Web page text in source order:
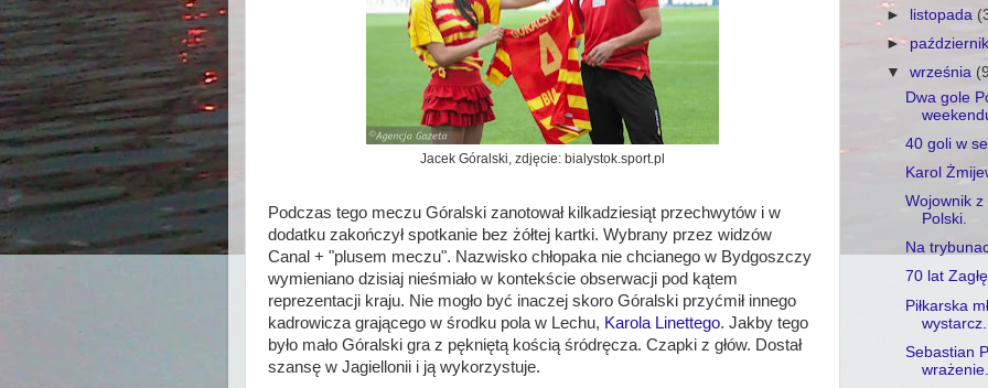
Jacek Góralski, zdjęcie: bialystok.sport.pl
Podczas tego meczu Góralski zanotował kilkadziesiąt przechwytów i w
dodatku zakończył spotkanie bez żółtej kartki. Wybrany przez widzów
Canal + "plusem meczu". Nazwisko chłopaka nie chcianego w Bydgoszczy
wymieniano dzisiaj nieśmiało w kontekście obserwacji pod kątem
reprezentacji kraju. Nie mogło być inaczej skoro Góralski przyćmił innego
kadrowicza grającego w środku pola w Lechu, Karola Linettego. Jakby tego
było mało Góralski gra z pękniętą kością śródręcza. Czapki z głów. Dostał
szansę w Jagiellonii i ją wykorzystuje.
►
listopada
►
▼września
Dwa gole
40 goli w
Karol
Wojownik z
Polski.
Na
70 lat
Piłkarska
Sebastian
wrażenie.